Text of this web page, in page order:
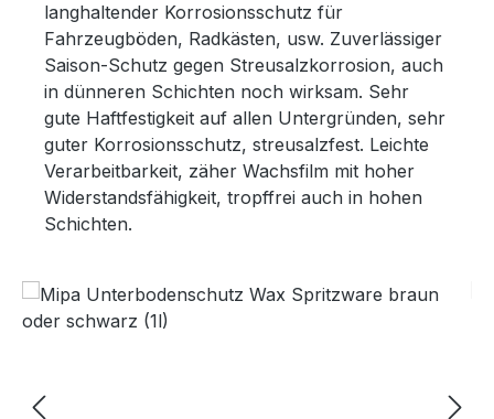
langhaltender Korrosionsschutz für
Fahrzeugböden, Radkästen, usw. Zuverlässiger
Saison-Schutz gegen Streusalzkorrosion, auch
in dünneren Schichten noch wirksam. Sehr
gute Haftfestigkeit auf allen Untergründen, sehr
guter Korrosionsschutz, streusalzfest. Leichte
Verarbeitbarkeit, zäher Wachsfilm mit hoher
Widerstandsfähigkeit, tropffrei auch in hohen
Schichten.
Bildergalerie überspringen